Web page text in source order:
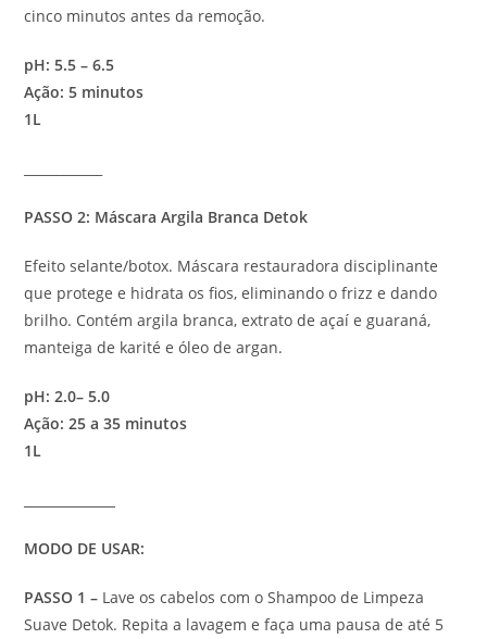
cinco minutos antes da remoção.
pH: 5.5 – 6.5
Ação: 5 minutos
1L
PASSO 2: Máscara Argila Branca Detok
Efeito selante/botox. Máscara restauradora disciplinante
que protege e hidrata os fios, eliminando o frizz e dando
brilho. Contém argila branca, extrato de açaí e guaraná,
manteiga de karité e óleo de argan.
pH: 2.0– 5.0
Ação: 25 a 35 minutos
1L
MODO DE USAR:
PASSO 1 – Lave os cabelos com o Shampoo de Limpeza
Suave Detok. Repita a lavagem e faça uma pausa de até 5